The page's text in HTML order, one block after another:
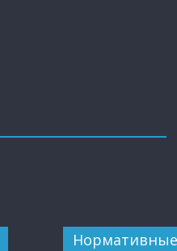
Нормативные